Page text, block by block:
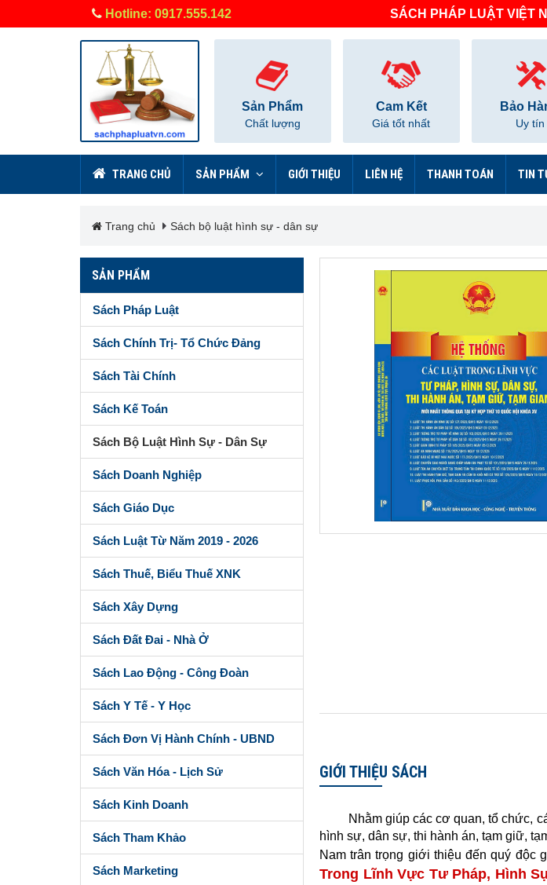
Hotline: 0917.555.142 SÁCH PHÁP LUẬT VIỆT
Sản Phẩm
Chất lượng
Cam Kết
Giá tốt nhất
Bảo
Uy tín
TRANG CHỦ SẢN PHẨM GIỚI THIỆU LIÊN HỆ THANH TOÁN TIN
Trang chủ Sách bộ luật hình sự - dân sự
SẢN PHẨM
Sách Pháp Luật
Sách Chính Trị- Tổ Chức Đảng
Sách Tài Chính
Sách Kế Toán
Sách Bộ Luật Hình Sự - Dân Sự
Sách Doanh Nghiệp
Sách Giáo Dục
Sách Luật Từ Năm 2019 - 2026
Sách Thuế, Biểu Thuế XNK
Sách Xây Dựng
Sách Đất Đai - Nhà Ở
Sách Lao Động - Công Đoàn
Sách Y Tế - Y Học
Sách Đơn Vị Hành Chính - UBND
Sách Văn Hóa - Lịch Sử
Sách Kinh Doanh
Sách Tham Khảo
Sách Marketing
GIỚI THIỆU SÁCH
Nhằm giúp các cơ quan, tổ chức, cá
hình sự, dân sự, thi hành án, tạm giữ,
Nam trân trọng giới thiệu đến quý độc
Trong Lĩnh Vực Tư Pháp, Hình